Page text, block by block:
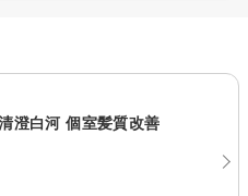
澄白河 個室髪質改善